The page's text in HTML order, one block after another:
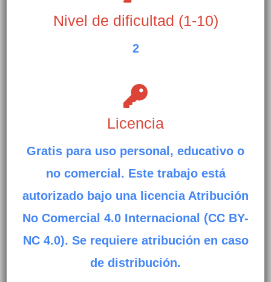
Nivel de dificultad (1-10)
2
Licencia
Gratis para uso personal, educativo o
no comercial. Este trabajo está
autorizado bajo una licencia Atribución
No Comercial 4.0 Internacional (CC BY-
NC 4.0). Se requiere atribución en caso
de distribución.